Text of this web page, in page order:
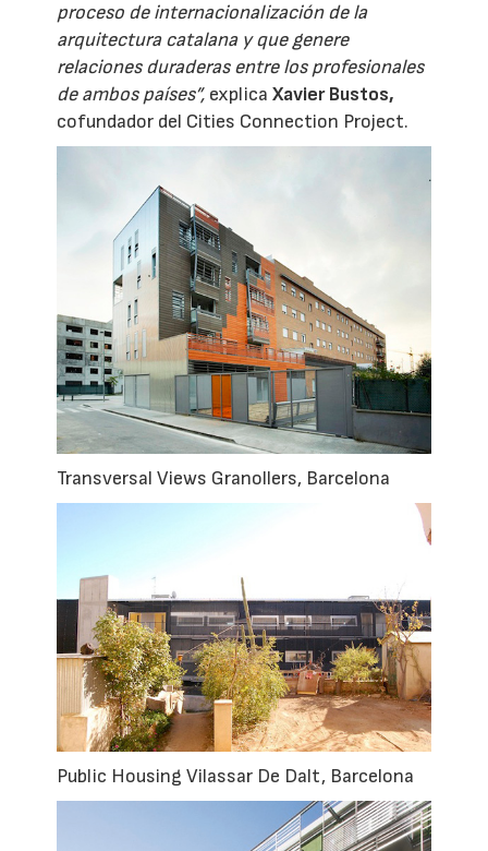
proceso de internacionalización de la
arquitectura catalana y que genere
relaciones duraderas entre los profesionales
de ambos países”, explicaXavier Bustos,
cofundador del Cities Connection Project.
Transversal Views Granollers, Barcelona
Public Housing Vilassar De Dalt, Barcelona